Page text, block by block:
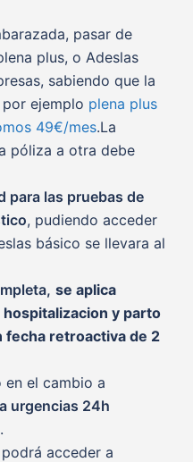
pasar de
plus, o Adeslas
sabiendo que la
ejemplo plena plus
49€/mes.La
póliza a otra debe
para las pruebas de
, pudiendo acceder
básico se llevara al
se aplica
y parto
fecha retroactiva de 2
en el cambio a
urgencias 24h
acceder a